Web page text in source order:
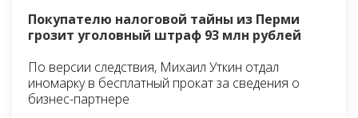
Покупателю налоговой тайны из Перми
грозит уголовный штраф 93 млн рублей
По версии следствия, Михаил Уткин отдал
иномарку в бесплатный прокат за сведения о
бизнес-партнере